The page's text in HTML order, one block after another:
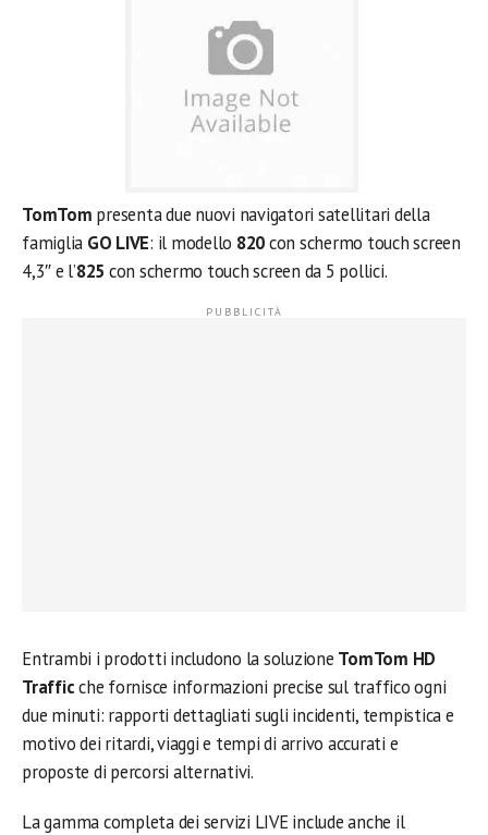
TomTom presenta due nuovi navigatori satellitari della
famiglia GO LIVE: il modello 820con schermo touch screen
4,3″ e l’825 con schermo touch screen da 5 pollici.
Entrambi i prodotti includono la soluzione TomTom HD
Trafficche fornisce informazioni precise sul traffico ogni
due minuti: rapporti dettagliati sugli incidenti, tempistica e
motivo dei ritardi, viaggi e tempi di arrivo accurati e
proposte di percorsi alternativi.
La gamma completa dei servizi LIVE include anche il